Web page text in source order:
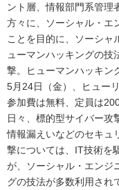
ント層、情報部門系管理
方々に、ソーシャル・エ
ことを目的に、ソーシャ
ューマンハッキングの技
撃。ヒューマンハッキン
5月24日（金）、ヒュー
参加費は無料、定員は200
日々、標的型サイバー攻
情報漏えいなどのセキュ
撃については、IT技術を
が、ソーシャル・エンジ
グの技法が多数利用され